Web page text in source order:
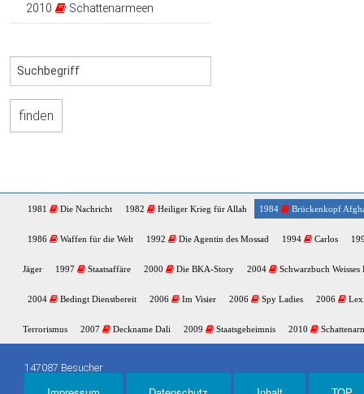
2010 Schattenarmeen
1981 Die Nachricht 1982 Heiliger Krieg für Allah 1984 Brückenkopf
1986 Waffen für die Welt 1992 Die Agentin des Mossad 1994 Carlos
Jäger 1997 Staatsaffäre 2000 Die BKA-Story 2004 Schwarzbuch Weisses
2004 Bedingt Dienstbereit 2006 Im Visier 2006 Spy Ladies 2006
Terrorismus 2007 Deckname Dali 2009 Staatsgeheimnis 2010
147087 Besucher